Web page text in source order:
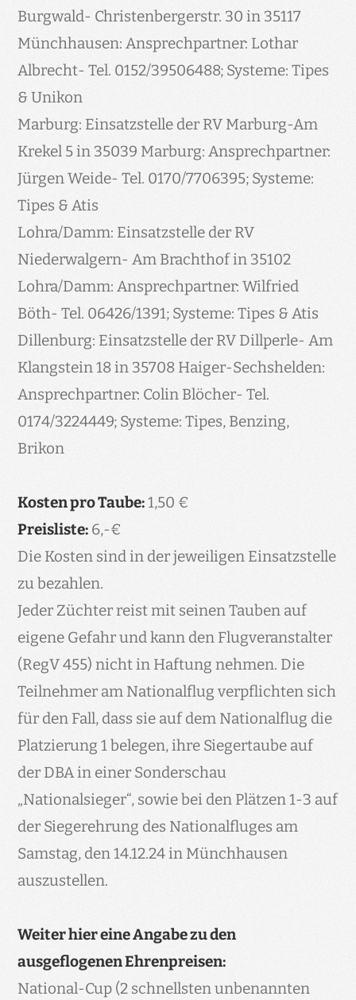
Burgwald- Christenbergerstr. 30 in 35117
Münchhausen: Ansprechpartner: Lothar
Albrecht- Tel. 0152/39506488; Systeme: Tipes
& Unikon
Marburg: Einsatzstelle der RV Marburg-Am
Krekel 5 in 35039 Marburg: Ansprechpartner:
Jürgen Weide- Tel. 0170/7706395; Systeme:
Tipes & Atis
Lohra/Damm: Einsatzstelle der RV
Niederwalgern- Am Brachthof in 35102
Lohra/Damm: Ansprechpartner: Wilfried
Böth- Tel. 06426/1391; Systeme: Tipes & Atis
Dillenburg: Einsatzstelle der RV Dillperle- Am
Klangstein 18 in 35708 Haiger-Sechshelden:
Ansprechpartner: Colin Blöcher- Tel.
0174/3224449; Systeme: Tipes, Benzing,
Brikon
Kosten pro Taube:1,50 €
Preisliste: 6,-€
Die Kosten sind in der jeweiligen Einsatzstelle
zu bezahlen.
Jeder Züchter reist mit seinen Tauben auf
eigene Gefahr und kann den Flugveranstalter
(RegV 455) nicht in Haftung nehmen. Die
Teilnehmer am Nationalflug verpflichten sich
für den Fall, dass sie auf dem Nationalflug die
Platzierung 1 belegen, ihre Siegertaube auf
der DBA in einer Sonderschau
„Nationalsieger“, sowie bei den Plätzen 1-3 auf
der Siegerehrung des Nationalfluges am
Samstag, den 14.12.24 in Münchhausen
auszustellen.
Weiter hier eine Angabe zu den
ausgeflogenen Ehrenpreisen:
National-Cup (2 schnellsten unbenannten